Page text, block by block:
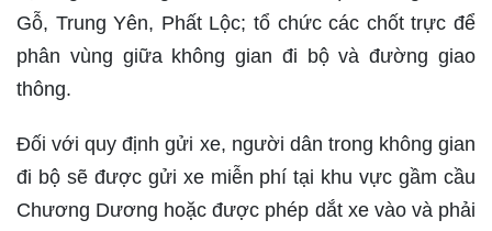
Gỗ, Trung Yên, Phất Lộc; tổ chức các chốt trực để
phân vùng giữa không gian đi bộ và đường giao
thông.
Đối với quy định gửi xe, người dân trong không gian
đi bộ sẽ được gửi xe miễn phí tại khu vực gầm cầu
Chương Dương hoặc được phép dắt xe vào và phải